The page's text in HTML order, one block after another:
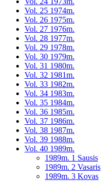
Vol. 25 1974m.
Vol. 26 1975m.
Vol. 27 1976m.
Vol. 28 1977m.
Vol. 29 1978m.
Vol. 30 1979m.
Vol. 31 1980m.
Vol. 32 1981m.
Vol. 33 1982m.
Vol. 34 1983m.
Vol. 35 1984m.
Vol. 36 1985m.
Vol. 37 1986m.
Vol. 38 1987m.
Vol. 39 1988m.
Vol. 40 1989m.
1989m. 1 Sausis
1989m. 2 Vasaris
1989m. 3 Kovas